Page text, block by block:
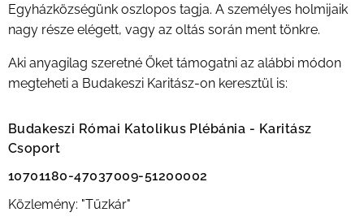
Egyházközségünk oszlopos tagja. A személyes holmijaik
nagy része elégett, vagy az oltás során ment tönkre.
Aki anyagilag szeretné Őket támogatni az alábbi módon
megteheti a Budakeszi Karitász-on keresztül is:
Budakeszi Római Katolikus Plébánia - Karitász
Csoport
10701180-47037009-51200002
Közlemény: "Tűzkár"